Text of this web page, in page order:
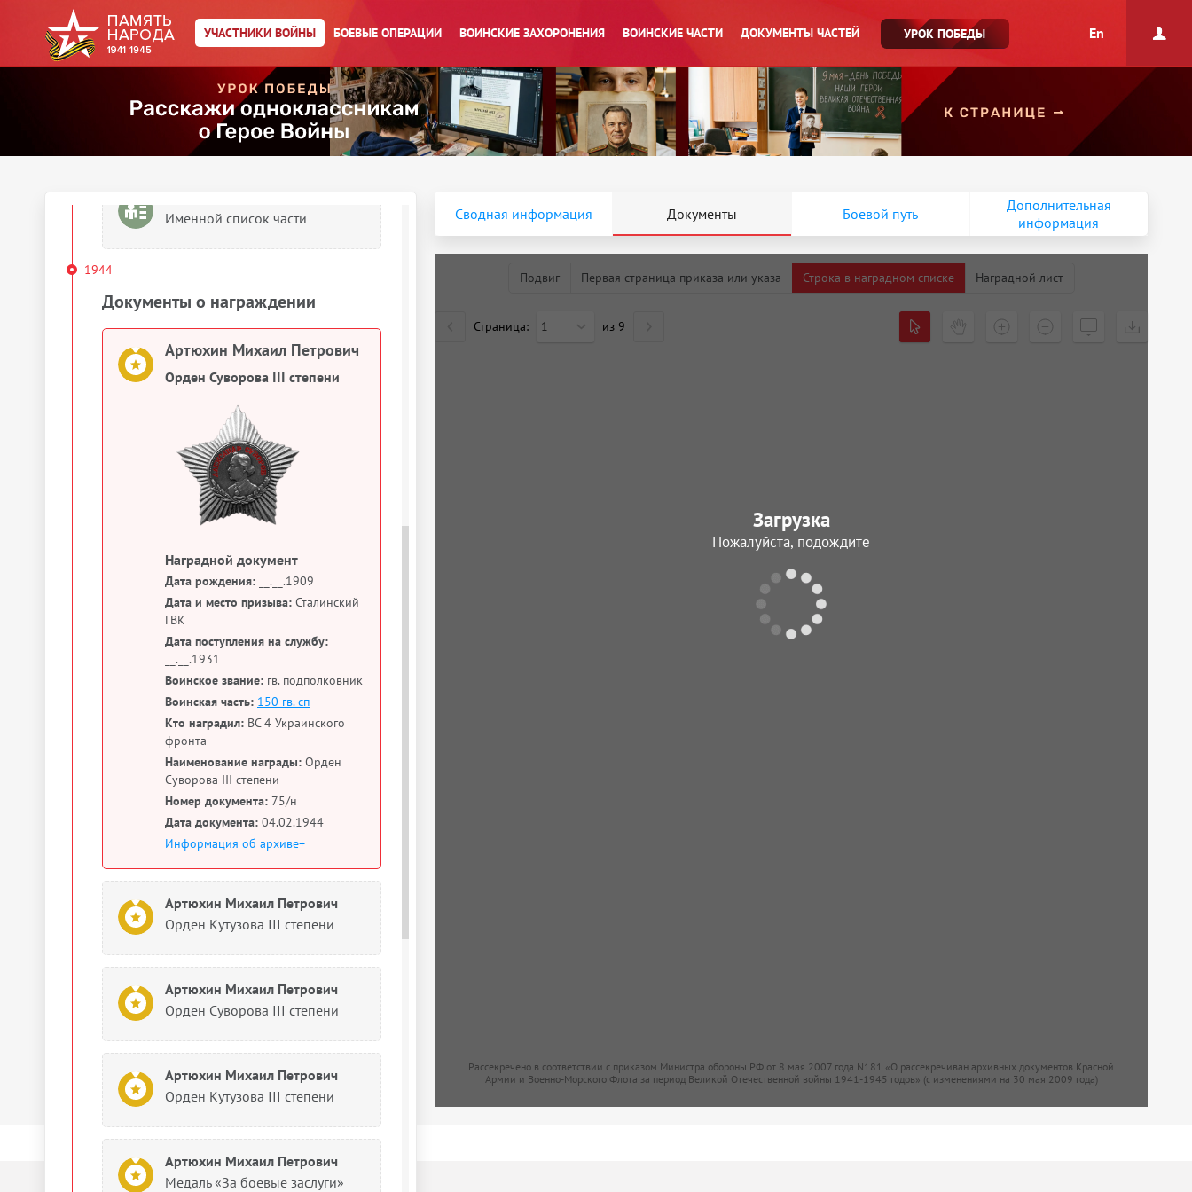
УЧАСТНИКИ ВОЙНЫ БОЕВЫЕ ОПЕРАЦИИ ВОИНСКИЕ ЗАХОРОНЕНИЯ ВОИНСКИЕ ЧАСТИ ДОКУМЕНТЫ ЧАСТЕЙ УРОК ПОБЕДЫ En
Артюхин Михаил Петрович
Медаль «За оборону
Сталинграда»
Сведения о личном составе
Именной список части
1944
Документы о награждении
Артюхин Михаил Петрович
Орден Суворова III степени
Наградной документ
Дата рождения: __.__.1909
Дата и место призыва: Сталинский
ГВК
Дата поступления на службу:
__.__.1931
Воинское звание: гв. подполковник
Воинская часть: 150 гв. сп
Кто наградил: ВС 4 Украинского
фронта
Наименование награды: Орден
Суворова III степени
Номер документа: 75/н
Дата документа: 04.02.1944
Информация об архиве+
Артюхин Михаил Петрович
Орден Кутузова III степени
Артюхин Михаил Петрович
Орден Суворова III степени
Артюхин Михаил Петрович
Орден Кутузова III степени
Артюхин Михаил Петрович
Медаль «За боевые заслуги»
Сводная информация Документы Боевой путь
Дополнительная
информация
Подвиг Первая страница приказа или указа Строка в наградном списке Наградной лист
Страница: 1 из 9
Рассекречено в соответствии с приказом Министра обороны РФ от 8 мая 2007 года N181 «О рассекречиван архивных документов Красной
Армии и Военно-Морского Флота за период Великой Отечественной войны 1941-1945 годов» (с изменениями на 30 мая 2009 года)
Загрузка
Пожалуйста, подождите